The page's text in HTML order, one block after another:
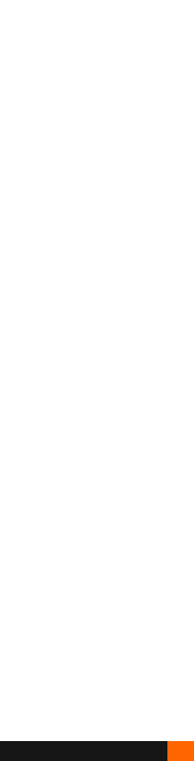
el tiempo de